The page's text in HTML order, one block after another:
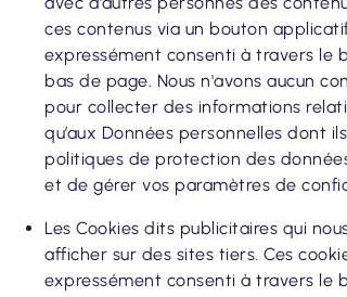
ces contenus via un bouton
expressément consenti à travers le
bas de page. Nous n'avons aucun
pour collecter des informations
qu’aux Données personnelles dont
politiques de protection des
et de gérer vos paramètres de
Les Cookies dits publicitaires qui
afficher sur des sites tiers. Ces
expressément consenti à travers le